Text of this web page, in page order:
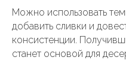
Можно использовать
добавить сливки и
консистенции.
станет основой для